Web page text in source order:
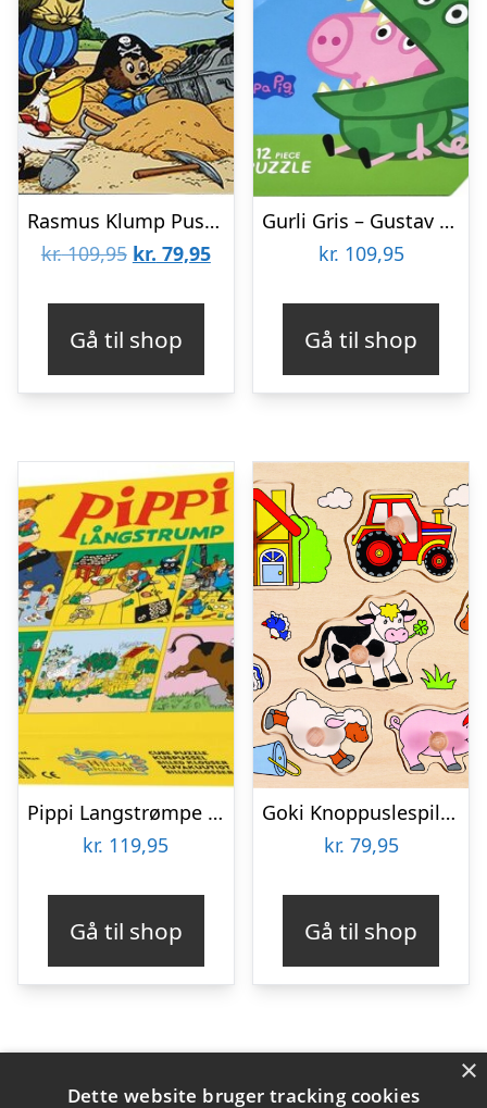
Rasmus Klump Puslespil – Skattejagt – 12 Og 24 Brikker
kr.109,95 Den
var:
kr. 109,95.
kr. 79,95Den
kr. 79,95.
Gå til shop
Gurli Gris – Gustav Kuffert Med Puslespil
kr. 109,95
Gå til shop
Pippi Langstrømpe – Puslespil Klodser – 12 Klodser
kr. 119,95
Gå til shop
Goki Knoppuslespil – Bondegård – Træ – 9 Brikker
kr. 79,95
Gå til shop
Varekategorier
×
Dette website bruger tracking cookies